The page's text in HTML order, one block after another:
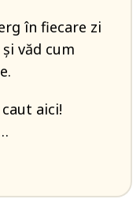
în fiecare zi
văd cum
aici!